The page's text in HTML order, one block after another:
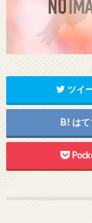
ツイ
はて